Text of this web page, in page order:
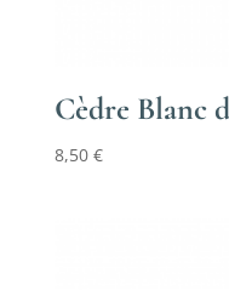
Cèdre Blanc
8,50 €